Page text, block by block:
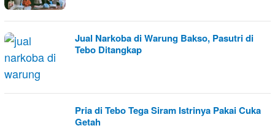
Jual Narkoba di Warung Bakso, Pasutri di
Tebo Ditangkap
Pria di Tebo Tega Siram Istrinya Pakai Cuka
Getah